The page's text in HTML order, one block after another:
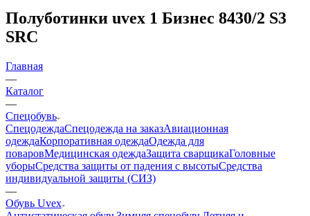
Полуботинки uvex 1 Бизнес 8430/2 S3
SRC
Главная
—
Каталог
—
Спецобувь
СпецодеждаСпецодежда на заказАвиационная
одеждаКорпоративная одеждаОдежда для
поваровМедицинская одеждаЗащита сварщикаГоловные
уборыСредства защиты от падения с высотыСредства
индивидуальной защиты (СИЗ)
—
Обувь Uvex